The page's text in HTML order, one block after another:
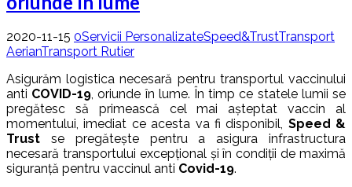
2020-11-15 0Servicii PersonalizateSpeed&TrustTransport
AerianTransport Rutier
Asigurăm logistica necesară pentru transportul vaccinului
anti COVID-19, oriunde în lume. În timp ce statele lumii se
pregătesc să primească cel mai așteptat vaccin al
momentului, imediat ce acesta va fi disponibil, Speed &
Trust se pregătește pentru a asigura infrastructura
necesară transportului excepțional și în condiții de maximă
siguranță pentru vaccinul anti Covid-19.